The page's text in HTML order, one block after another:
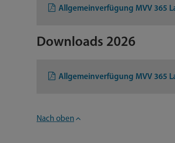
Allgemeinverfügung MVV 365
Downloads 2026
Allgemeinverfügung MVV 365
Nach oben